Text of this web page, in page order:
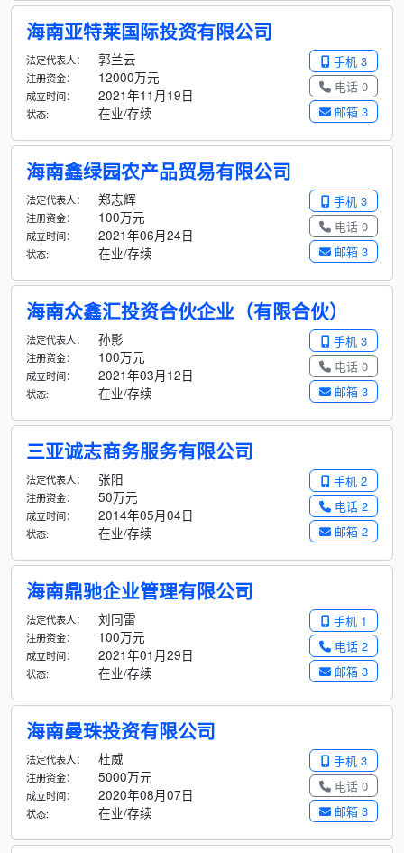
海南亚特莱国际投资有限公司
手机 3
电话 0
邮箱 3
法定代表人： 郭兰云
注册资金： 12000万元
成立时间： 2021年11月19日
状态: 在业/存续
海南鑫绿园农产品贸易有限公司
手机 3
电话 0
邮箱 3
法定代表人： 郑志辉
注册资金： 100万元
成立时间： 2021年06月24日
状态: 在业/存续
海南众鑫汇投资合伙企业（有限合伙）
手机 3
电话 0
邮箱 3
法定代表人： 孙影
注册资金： 100万元
成立时间： 2021年03月12日
状态: 在业/存续
三亚诚志商务服务有限公司
手机 2
电话 2
邮箱 2
法定代表人： 张阳
注册资金： 50万元
成立时间： 2014年05月04日
状态: 在业/存续
海南鼎驰企业管理有限公司
手机 1
电话 2
邮箱 3
法定代表人： 刘同雷
注册资金： 100万元
成立时间： 2021年01月29日
状态: 在业/存续
海南曼珠投资有限公司
手机 3
电话 0
邮箱 3
法定代表人： 杜威
注册资金： 5000万元
成立时间： 2020年08月07日
状态: 在业/存续